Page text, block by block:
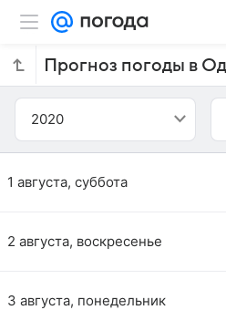
2020
1 августа, суббота
2 августа, воскресенье
3 августа, понедельник